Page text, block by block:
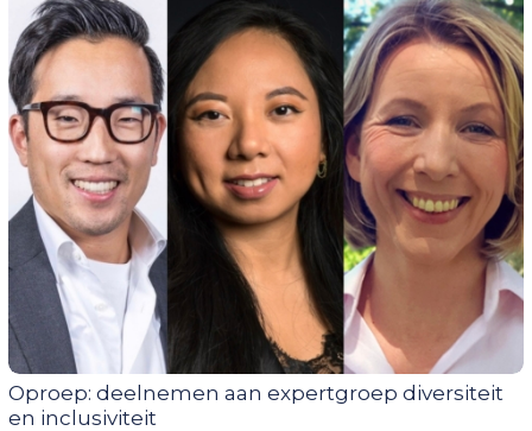
Oproep: deelnemen aan expertgroep diversiteit
en inclusiviteit